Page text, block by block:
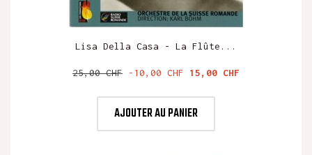
Lisa Della Casa - La Flûte...
Prix
25,00 CHF -10,00 CHF Prix
15,00 CHF
AJOUTER AU PANIER